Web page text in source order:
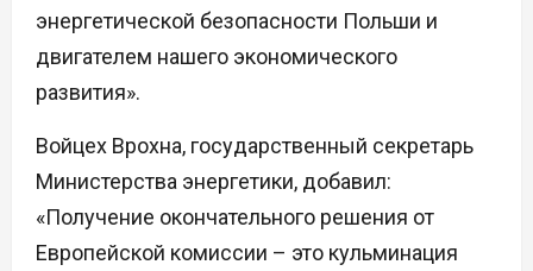
энергетической безопасности Польши и
двигателем нашего экономического
развития».
Войцех Врохна, государственный секретарь
Министерства энергетики, добавил:
«Получение окончательного решения от
Европейской комиссии – это кульминация